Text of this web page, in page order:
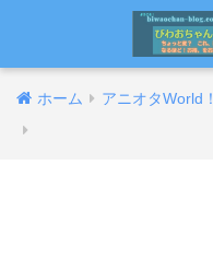
ホーム アニオタWorld！